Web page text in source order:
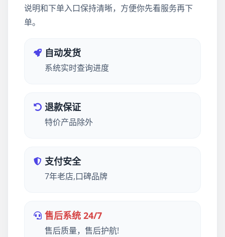
说明和下单入口保持清晰，方便你先看服务再下
单。
自动发货
系统实时查询进度
退款保证
特价产品除外
支付安全
7年老店,口碑品牌
售后系统 24/7
售后质量，售后护航!